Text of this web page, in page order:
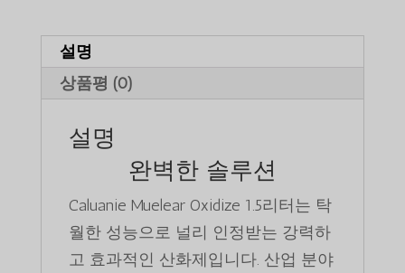
설명
상품평 (0)
설명
완벽한 솔루션
Caluanie Muelear Oxidize 1.5리터는 탁
월한 성능으로 널리 인정받는 강력하
고 효과적인 산화제입니다. 산업 분야